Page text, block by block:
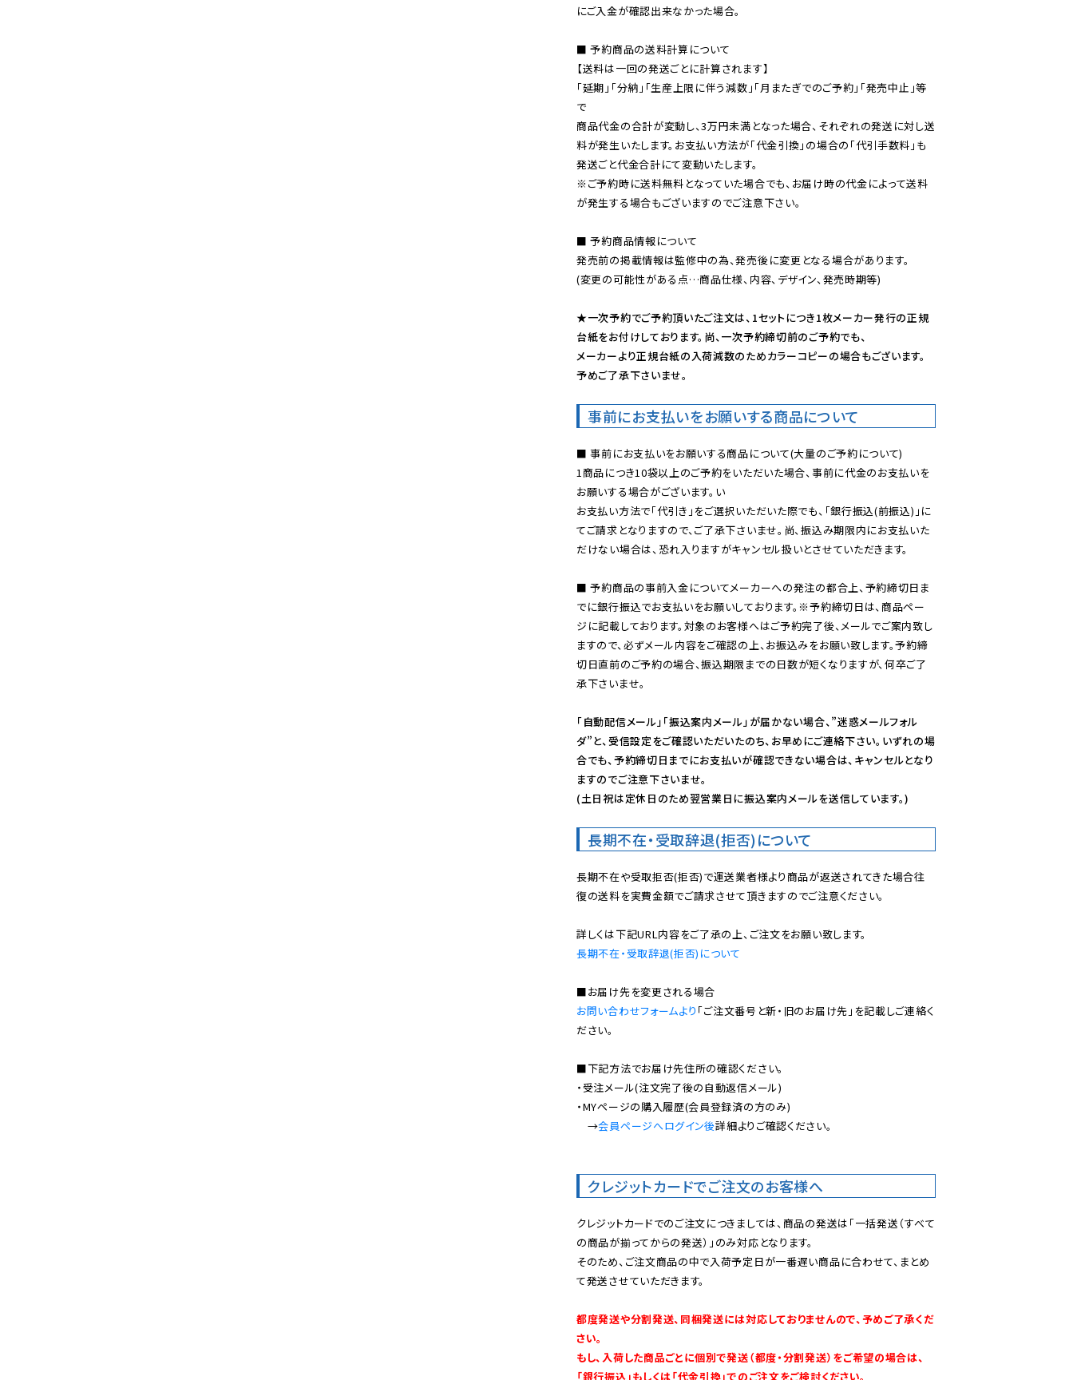
にご入金が確認出来なかった場合。
■ 予約商品の送料計算について
【送料は一回の発送ごとに計算されます】
「延期」「分納」「生産上限に伴う減数」「月またぎでのご予約」「発売中止」等
で
商品代金の合計が変動し、3万円未満となった場合、それぞれの発送に対し送
料が発生いたします。お支払い方法が「代金引換」の場合の「代引手数料」も
※ご予約時に送料無料となっていた場合でも、お届け時の代金によって送料
が発生する場合もございますのでご注意下さい。
■ 予約商品情報について
発売前の掲載情報は監修中の為、発売後に変更となる場合があります。
(変更の可能性がある点…商品仕様、内容、デザイン、発売時期等)
★一次予約でご予約頂いたご注文は、1セットにつき1枚メーカー発行の正規
台紙をお付けしております。尚、一次予約締切前のご予約でも、
メーカーより正規台紙の入荷減数のためカラーコピーの場合もございます。
予めご了承下さいませ。
事前にお支払いをお願いする商品について
■ 事前にお支払いをお願いする商品について(大量のご予約について)
1商品につき10袋以上のご予約をいただいた場合、事前に代金のお支払いを
お願いする場合がございます。い
お支払い方法で「代引き」をご選択いただいた際でも、「銀行振込(前振込)」に
てご請求となりますので、ご了承下さいませ。尚、振込み期限内にお支払いた
だけない場合は、恐れ入りますがキャンセル扱いとさせていただきます。
■ 予約商品の事前入金についてメーカーへの発注の都合上、予約締切日ま
でに銀行振込でお支払いをお願いしております。※予約締切日は、商品ペー
ジに記載しております。対象のお客様へはご予約完了後、メールでご案内致し
ますので、必ずメール内容をご確認の上、お振込みをお願い致します。予約締
切日直前のご予約の場合、振込期限までの日数が短くなりますが、何卒ご了
承下さいませ。
「自動配信メール」「振込案内メール」が届かない場合、”迷惑メールフォル
ダ”と、受信設定をご確認いただいたのち、お早めにご連絡下さい。いずれの場
合でも、予約締切日までにお支払いが確認できない場合は、キャンセルとなり
ますのでご注意下さいませ。
(土日祝は定休日のため翌営業日に振込案内メールを送信しています。)
長期不在・受取辞退(拒否)について
長期不在や受取拒否(拒否)で運送業者様より商品が返送されてきた場合往
復の送料を実費金額でご請求させて頂きますのでご注意ください。
長期不在・受取辞退(拒否)について
お問い合わせフォームより 「ご注文番号と新・旧のお届け先」を記載しご連絡く
ださい。
■下記方法でお届け先住所の確認ください。
・受注メール(注文完了後の自動返信メール)
・MYページの購入履歴(会員登録済の方のみ)
→会員ページへログイン後詳細よりご確認ください。
クレジットカードでご注文のお客様へ
クレジットカードでのご注文につきましては、商品の発送は「一括発送（すべて
の商品が揃ってからの発送）」のみ対応となります。
そのため、ご注文商品の中で入荷予定日が一番遅い商品に合わせて、まとめ
て発送させていただきます。
都度発送や分割発送、同梱発送には対応しておりませんので、予めご了承くだ
さい。
もし、入荷した商品ごとに個別で発送（都度・分割発送）をご希望の場合は、
「銀行振込」もしくは「代金引換」でのご注文をご検討ください。